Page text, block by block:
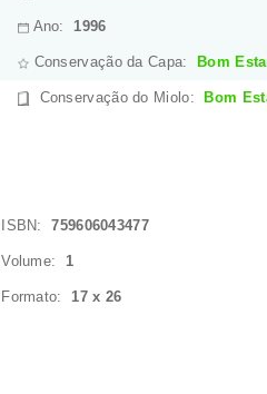
Ano:1996
Conservação da Capa: Bom
Conservação do Miolo: Bom
ISBN:759606043477
Volume: 1
Formato:17 x 26